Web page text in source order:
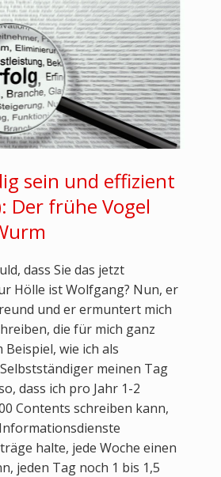
sein und effizient
Der frühe Vogel
dass Sie das jetzt
Hölle ist Wolfgang? Nun, er
und er ermuntert mich
die für mich ganz
wie ich als
meinen Tag
dass ich pro Jahr 1-2
Contents schreiben kann,
halte, jede Woche einen
jeden Tag noch 1 bis 1,5